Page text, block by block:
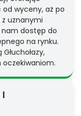
wyceny, aż po
uznanymi
dostęp do
na rynku.
I